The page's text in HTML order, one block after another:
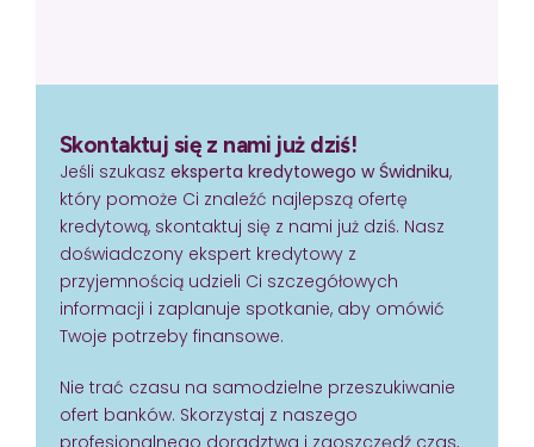
Skontaktuj się z nami już dziś!
Jeśli szukasz eksperta kredytowego w Świdniku,
który pomoże Ci znaleźć najlepszą ofertę
kredytową, skontaktuj się z nami już dziś. Nasz
doświadczony ekspert kredytowy z
przyjemnością udzieli Ci szczegółowych
informacji i zaplanuje spotkanie, aby omówić
Twoje potrzeby finansowe.
Nie trać czasu na samodzielne przeszukiwanie
ofert banków. Skorzystaj z naszego
profesjonalnego doradztwa i zaoszczędź czas,